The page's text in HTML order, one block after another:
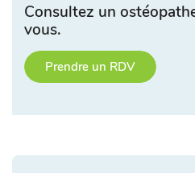
Consultez un
vous.
Prendre un RDV